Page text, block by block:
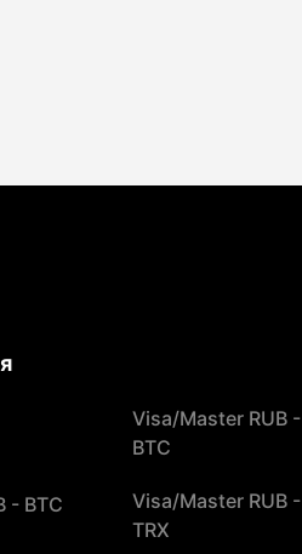
- BTC
Visa/Master RUB -
BTC
Visa/Master RUB -
TRX